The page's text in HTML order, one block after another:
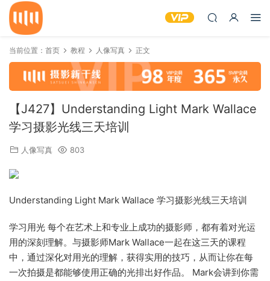
当前位置： 首页 教程 人像写真 正文
【J427】Understanding Light Mark Wallace
学习摄影光线三天培训
人像写真 803
Understanding Light Mark Wallace 学习摄影光线三天培训
学习用光 每个在艺术上和专业上成功的摄影师，都有着对光运
用的深刻理解。与摄影师Mark Wallace一起在这三天的课程
中，通过深化对用光的理解，获得实用的技巧，从而让你在每
一次拍摄是都能够使用正确的光排出好作品。 Mark会讲到你需